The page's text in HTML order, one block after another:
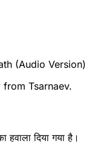
(Audio Version)
Tsarnaev.
हवाला दिया गया है।